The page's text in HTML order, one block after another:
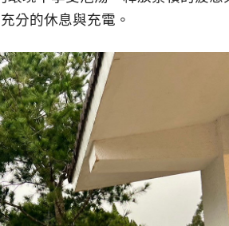
分的休息與充電。